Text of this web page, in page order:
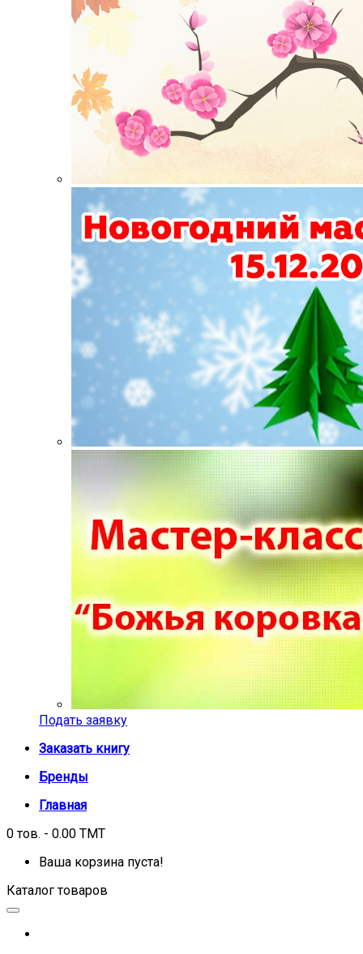
Подать заявку
Заказать книгу
Бренды
Главная
0 тов. - 0.00 TMT
Ваша корзина пуста!
Каталог товаров